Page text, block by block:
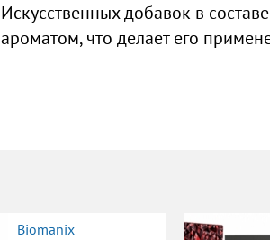
Искусственных добавок в
ароматом, что делает его
Biomanix